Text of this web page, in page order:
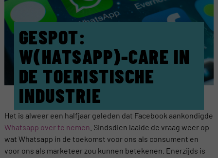
GESPOT:
W(HATSAPP)-CARE IN
DE TOERISTISCHE
INDUSTRIE
Het is alweer een halfjaar geleden dat Facebook aankondigde
Whatsapp over te nemen . Sindsdien laaide de vraag weer op
wat Whatsapp in de toekomst voor ons als consument en
voor ons als marketeer zou kunnen betekenen. Enerzijds is